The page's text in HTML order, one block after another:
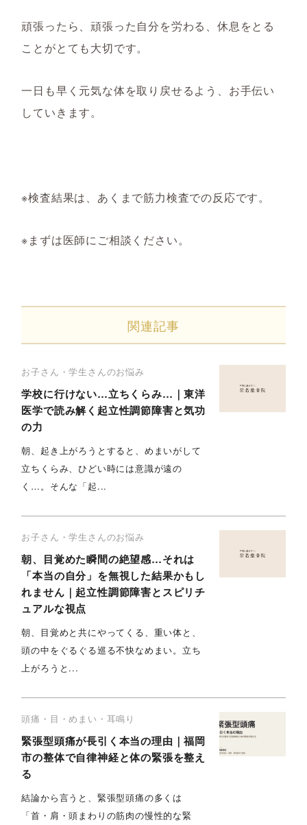
頑張ったら、頑張った自分を労わる、休息をとる
ことがとても大切です。
一日も早く元気な体を取り戻せるよう、お手伝い
していきます。
※検査結果は、あくまで筋力検査での反応です。
※まずは医師にご相談ください。
関連記事
お子さん・学生さんのお悩み
学校に行けない…立ちくらみ…｜東洋
医学で読み解く起立性調節障害と気功
の力
朝、起き上がろうとすると、めまいがして
立ちくらみ、ひどい時には意識が遠の
く…。そんな「起...
お子さん・学生さんのお悩み
朝、目覚めた瞬間の絶望感…それは
「本当の自分」を無視した結果かもし
れません｜起立性調節障害とスピリチ
ュアルな視点
朝、目覚めと共にやってくる、重い体と、
頭の中をぐるぐる巡る不快なめまい。立ち
上がろうと...
頭痛・目・めまい・耳鳴り
緊張型頭痛が長引く本当の理由｜福岡
市の整体で自律神経と体の緊張を整え
る
結論から言うと、緊張型頭痛の多くは
「首・肩・頭まわりの筋肉の慢性的な緊